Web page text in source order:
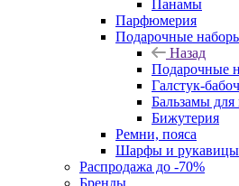
Панамы
Парфюмерия
Подарочные
Назад
Подарочные
Галстук-
Бальзамы для
Бижутерия
Ремни, пояса
Шарфы и рукавицы
Распродажа до -70%
Бренды